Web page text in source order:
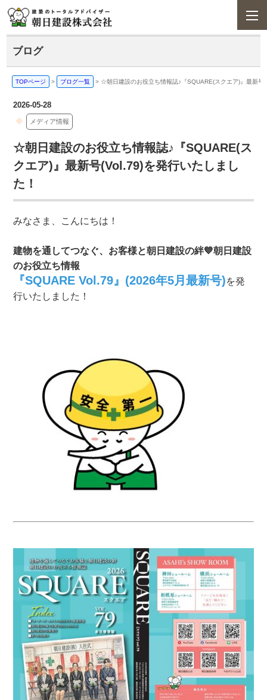
ブログ
TOPページ > ブログ一覧 > ☆朝日建設のお役立ち情報誌♪『SQUARE(スクエア)』最新号
2026-05-28
メディア情報
☆朝日建設のお役立ち情報誌♪『SQUARE(ス
クエア)』最新号(Vol.79)を発行いたしまし
た！
みなさま、こんにちは！
建物を通してつなぐ、お客様と朝日建設の絆💙朝日建設
のお役立ち情報
『SQUARE Vol.79』(2026年5月最新号)を発
行いたしました！